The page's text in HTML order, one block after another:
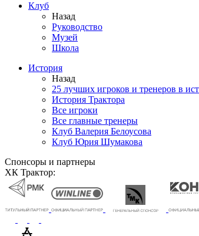
Клуб
Назад
Руководство
Музей
Школа
История
Назад
25 лучших игроков и тренеров в
История Трактора
Все игроки
Все главные тренеры
Клуб Валерия Белоусова
Клуб Юрия Шумакова
Спонсоры и партнеры
ХК Трактор: